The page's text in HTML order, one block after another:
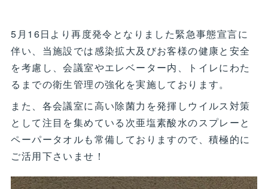
5月16日より再度発令となりました緊急事態宣言に
伴い、当施設では感染拡大及びお客様の健康と安全
を考慮し、会議室やエレベーター内、トイレにわた
るまでの衛生管理の強化を実施しております。
また、各会議室に高い除菌力を発揮しウイルス対策
として注目を集めている次亜塩素酸水のスプレーと
ペーパータオルも常備しておりますので、積極的に
ご活用下さいませ！